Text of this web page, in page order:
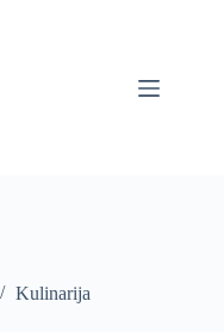
Kulinarija